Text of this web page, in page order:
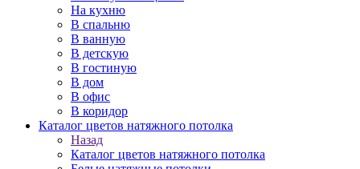
На кухню
В спальню
В ванную
В детскую
В гостиную
В дом
В офис
В коридор
Каталог цветов натяжного потолка
Назад
Каталог цветов натяжного потолка